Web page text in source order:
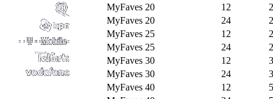
MyFaves 20
12
MyFaves 20
24
MyFaves 25
12
MyFaves 25
24
MyFaves 30
12
MyFaves 30
24
MyFaves 40
12